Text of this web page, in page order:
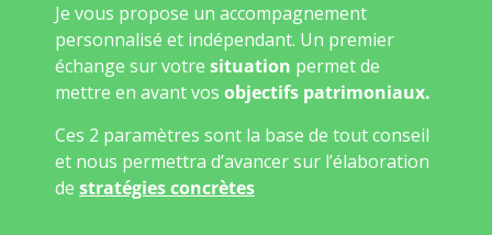
Je vous propose un accompagnement
personnalisé et indépendant. Un premier
échange sur votre situation permet de
mettre en avant vos objectifs patrimoniaux.
Ces 2 paramètres sont la base de tout conseil
et nous permettra d’avancer sur l’élaboration
de stratégies concrètes